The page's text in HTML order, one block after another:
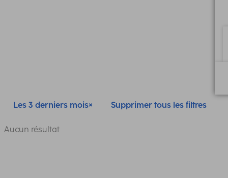
Les 3 derniers mois Supprimer tous les filtres
Aucun résultat